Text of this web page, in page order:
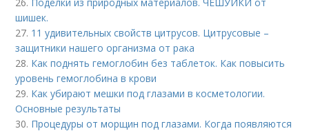
шишек.
27. 11 удивительных свойств цитрусов. Цитрусовые –
защитники нашего организма от рака
28. Как поднять гемоглобин без таблеток. Как повысить
уровень гемоглобина в крови
29. Как убирают мешки под глазами в косметологии.
Основные результаты
30. Процедуры от морщин под глазами. Когда появляются